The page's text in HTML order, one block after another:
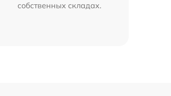
собственных складах.